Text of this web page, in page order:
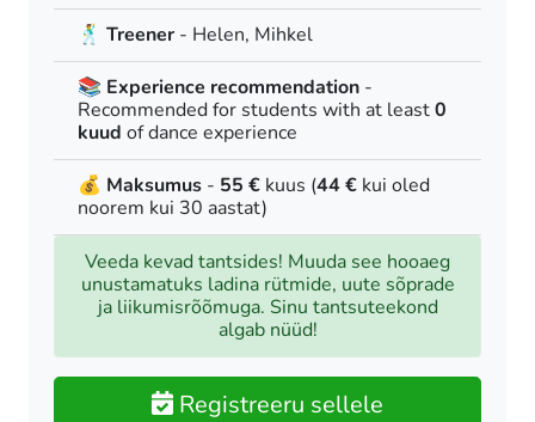
🕺 Treener - Helen, Mihkel
📚 Experience recommendation -
Recommended for students with at least0
kuud of dance experience
💰 Maksumus - 55 € kuus (44 € kui oled
noorem kui 30 aastat)
Veeda kevad tantsides! Muuda see hooaeg
unustamatuks ladina rütmide, uute sõprade
ja liikumisrõõmuga. Sinu tantsuteekond
algab nüüd!
Registreeru sellele